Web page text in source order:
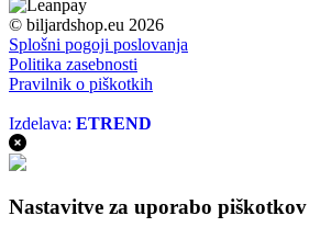
© biljardshop.eu 2026
Splošni pogoji poslovanja
Politika zasebnosti
Pravilnik o piškotkih
Izdelava: ETREND
Nastavitve za uporabo piškotkov